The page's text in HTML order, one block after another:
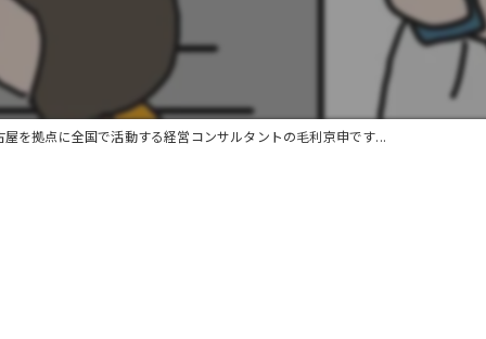
屋を拠点に全国で活動する経営コンサルタントの毛利京申です...